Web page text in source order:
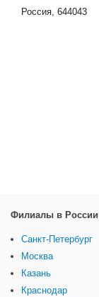
Россия, 644043
Филиалы в
Санкт-Петербург
Москва
Казань
Краснодар